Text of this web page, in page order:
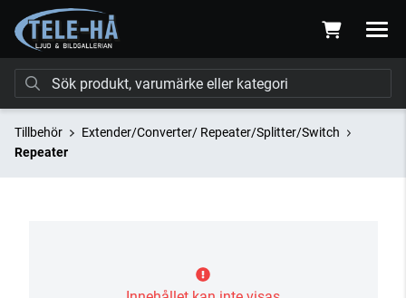
Tillbehör
Extender/Converter/ Repeater/Splitter/Switch
Repeater